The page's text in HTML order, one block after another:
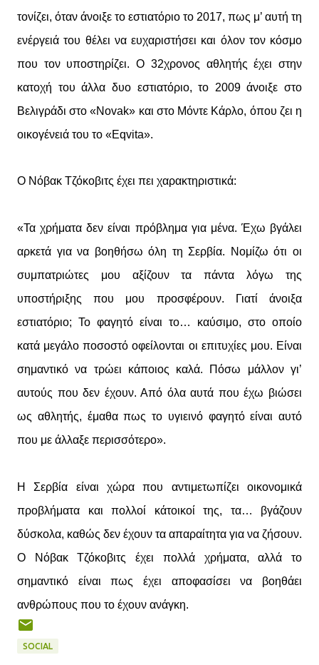
τονίζει, όταν άνοιξε το εστιατόριο το 2017, πως μ’ αυτή τη
ενέργειά του θέλει να ευχαριστήσει και όλον τον κόσμο
που τον υποστηρίζει. Ο 32χρονος αθλητής έχει στην
κατοχή του άλλα δυο εστιατόριο, το 2009 άνοιξε στο
Βελιγράδι στο «Novak» και στο Μόντε Κάρλο, όπου ζει η
οικογένειά του το «Eqvita».
Ο Νόβακ Τζόκοβιτς έχει πει χαρακτηριστικά:
«Τα χρήματα δεν είναι πρόβλημα για μένα. Έχω βγάλει
αρκετά για να βοηθήσω όλη τη Σερβία. Νομίζω ότι οι
συμπατριώτες μου αξίζουν τα πάντα λόγω της
υποστήριξης που μου προσφέρουν. Γιατί άνοιξα
εστιατόριο; Το φαγητό είναι το… καύσιμο, στο οποίο
κατά μεγάλο ποσοστό οφείλονται οι επιτυχίες μου. Είναι
σημαντικό να τρώει κάποιος καλά. Πόσω μάλλον γι’
αυτούς που δεν έχουν. Από όλα αυτά που έχω βιώσει
ως αθλητής, έμαθα πως το υγιεινό φαγητό είναι αυτό
που με άλλαξε περισσότερο».
Η Σερβία είναι χώρα που αντιμετωπίζει οικονομικά
προβλήματα και πολλοί κάτοικοί της, τα… βγάζουν
δύσκολα, καθώς δεν έχουν τα απαραίτητα για να ζήσουν.
Ο Νόβακ Τζόκοβιτς έχει πολλά χρήματα, αλλά το
σημαντικό είναι πως έχει αποφασίσει να βοηθάει
ανθρώπους που το έχουν ανάγκη.
SOCIAL